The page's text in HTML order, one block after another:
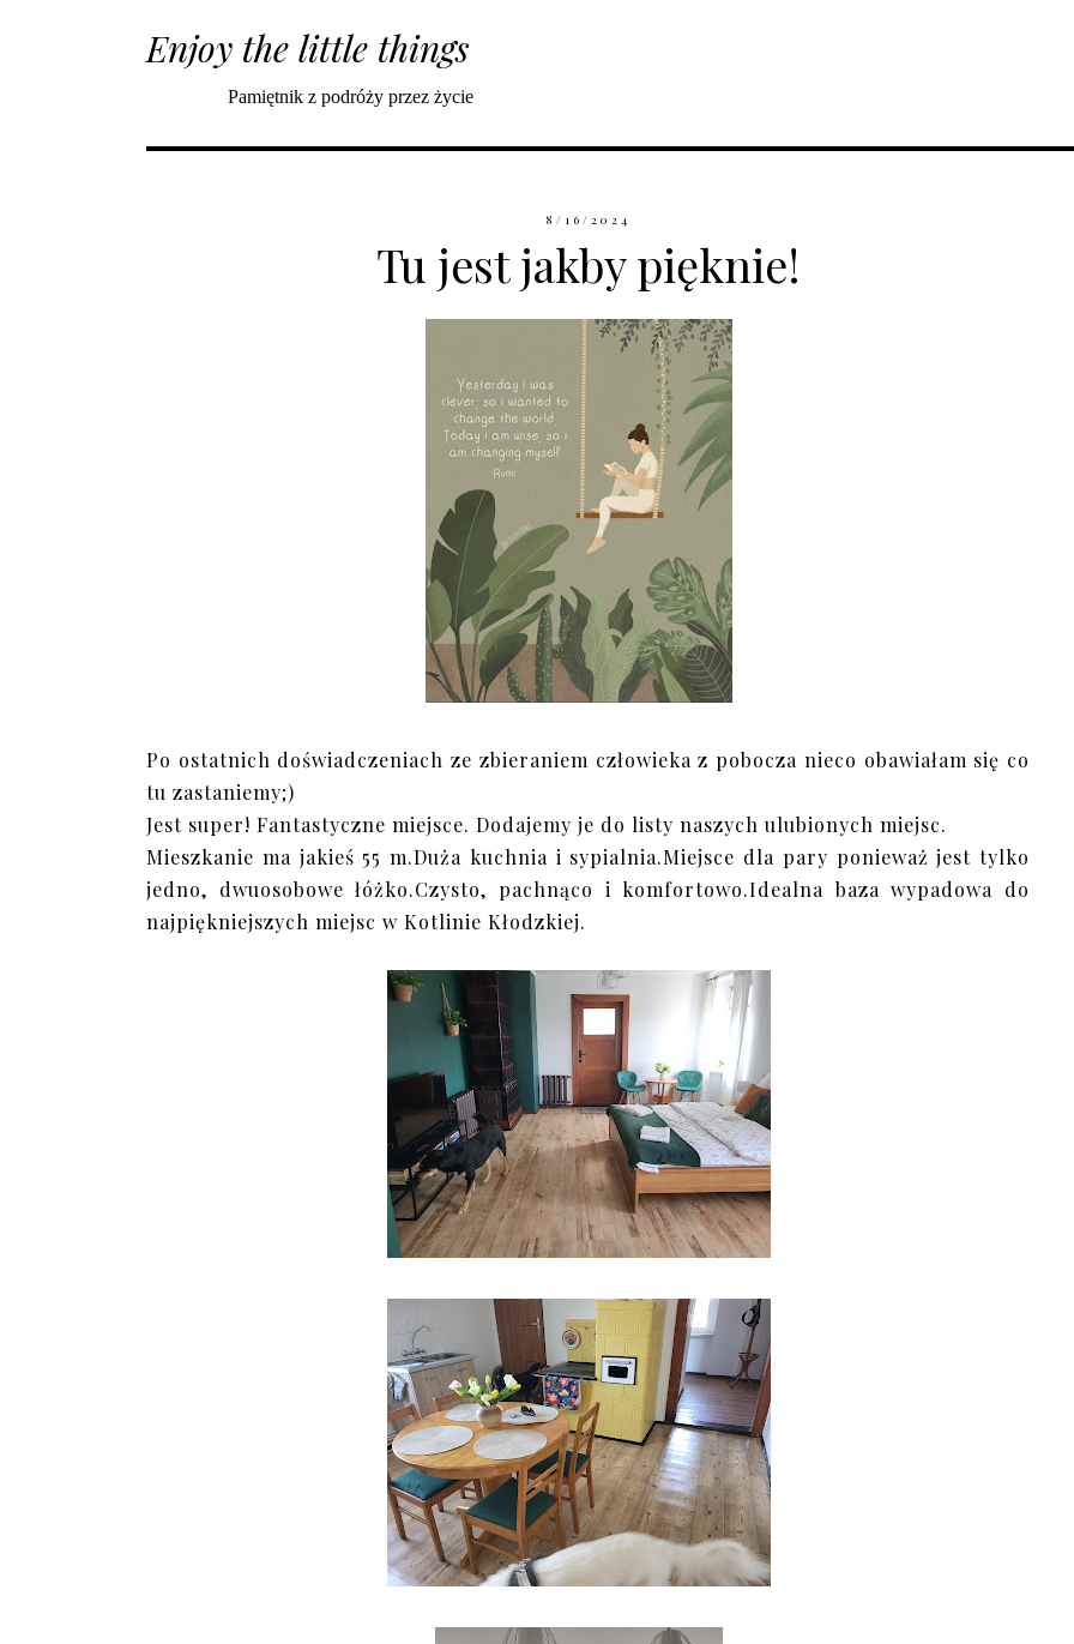
Enjoy the little things
Pamiętnik z podróży przez życie
8/16/2024
Tu jest jakby pięknie!
Po ostatnich doświadczeniach ze zbieraniem człowieka z pobocza nieco obawiałam się co
tu zastaniemy;)
Jest super! Fantastyczne miejsce. Dodajemy je do listy naszych ulubionych miejsc.
Mieszkanie ma jakieś 55 m.Duża kuchnia i sypialnia.Miejsce dla pary ponieważ jest tylko
jedno, dwuosobowe łóżko.Czysto, pachnąco i komfortowo.Idealna baza wypadowa do
najpiękniejszych miejsc w Kotlinie Kłodzkiej.